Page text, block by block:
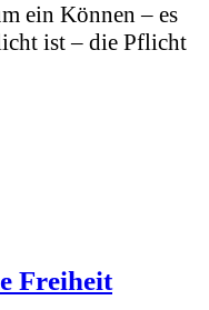
ein Können – es
ist – die Pflicht
Freiheit